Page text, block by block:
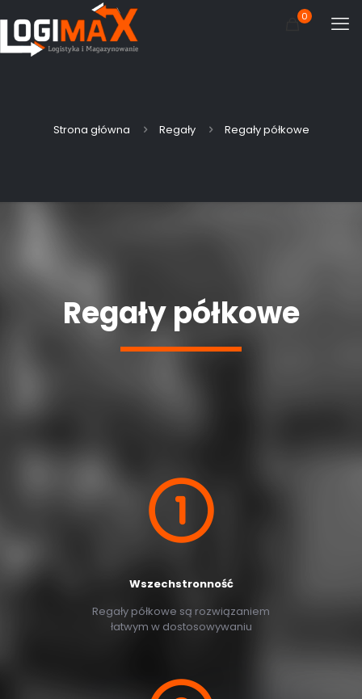
0
Strona główna Regały Regały półkowe
Regały półkowe
Wszechstronność
Regały półkowe są rozwiązaniem
łatwym w dostosowywaniu